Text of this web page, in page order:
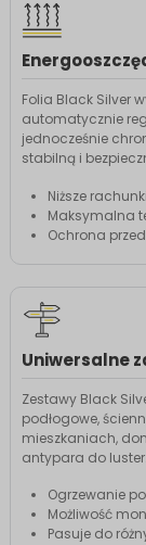
Folia Black Silver
automatycznie
jednocześnie
stabilną i
Niższe
Maksymalna
Ochrona
Uniwersalne
Zestawy Black
podłogowe,
mieszkaniach,
antypara do luster.
Ogrzewanie
Możliwość
Pasuje do